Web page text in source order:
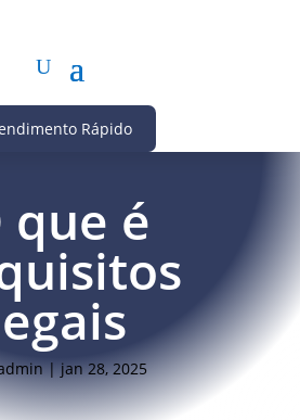
Rápido
que é
|jan 28, 2025